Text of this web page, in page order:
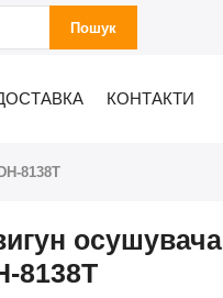
Пошук
КОНТАКТИ
8138Т
осушувача
8138Т